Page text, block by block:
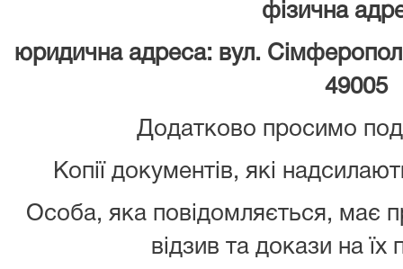
фізична
юридична адреса: вул.
49005
Додатково просимо
Копії документів, які
Особа, яка повідомляється, має
відзив та докази на їх